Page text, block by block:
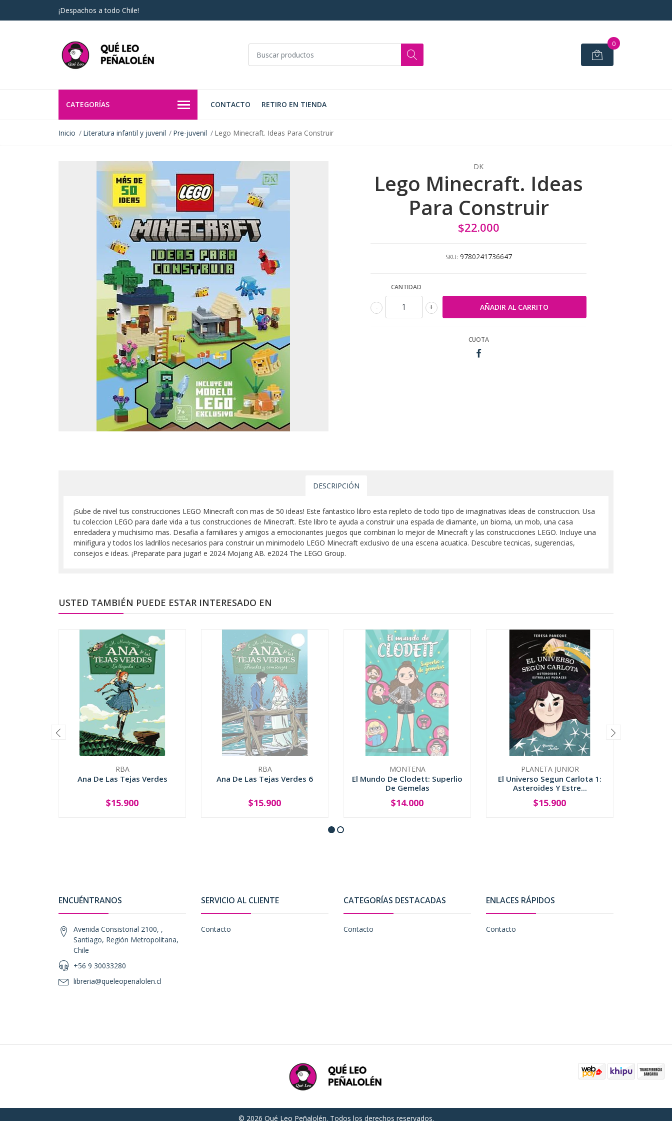
¡Despachos a todo Chile!
0
CATEGORÍAS CONTACTO RETIRO EN TIENDA
Inicio Literatura infantil y juvenil Pre-juvenil Lego Minecraft. Ideas Para Construir
DK
Lego Minecraft. Ideas
Para Construir
$22.000
SKU: 9780241736647
CANTIDAD
+
-
CUOTA
DESCRIPCIÓN
¡Sube de nivel tus construcciones LEGO Minecraft con mas de 50 ideas! Este fantastico libro esta repleto de todo tipo de imaginativas ideas de construccion. Usa
tu coleccion LEGO para darle vida a tus construcciones de Minecraft. Este libro te ayuda a construir una espada de diamante, un bioma, un mob, una casa
enredadera y muchisimo mas. Desafia a familiares y amigos a emocionantes juegos que combinan lo mejor de Minecraft y las construcciones LEGO. Incluye una
minifigura y todos los ladrillos necesarios para construir un minimodelo LEGO Minecraft exclusivo de una escena acuatica. Descubre tecnicas, sugerencias,
consejos e ideas. ¡Preparate para jugar! e 2024 Mojang AB. e2024 The LEGO Group.
USTED TAMBIÉN PUEDE ESTAR INTERESADO EN
RBA
Ana De Las Tejas Verdes
+
$15.900
RBA
Ana De Las Tejas Verdes 6
SOLD OUT
$15.900
MONTENA
El Mundo De Clodett: Superlio
De Gemelas
SOLD OUT
$14.000
PLANETA JUNIOR
El Universo Segun Carlota 1:
Asteroides Y Estre...
+
$15.900
ENCUÉNTRANOS
Avenida Consistorial 2100, ,
Santiago, Región Metropolitana,
Chile
+56 9 30033280
libreria@queleopenalolen.cl
SERVICIO AL CLIENTE
Contacto
CATEGORÍAS DESTACADAS
Contacto
ENLACES RÁPIDOS
Contacto
© 2026 Qué Leo Peñalolén. Todos los derechos reservados.